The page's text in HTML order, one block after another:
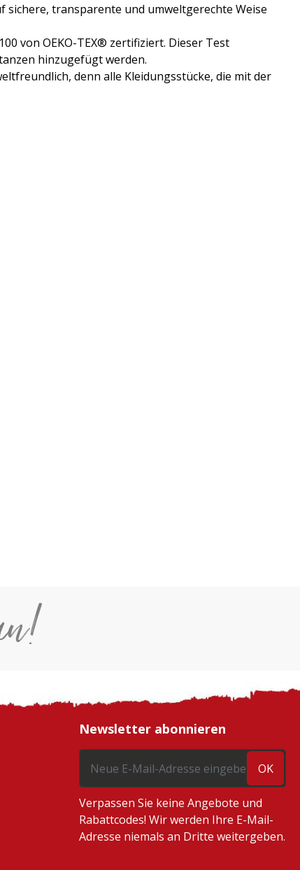
transparente und umweltgerechte Weise
von OEKO-TEX® zertifiziert. Dieser Test
hinzugefügt werden.
denn alle Kleidungsstücke, die mit der
Newsletter abonnieren
OK
Verpassen Sie keine Angebote und
Rabattcodes! Wir werden Ihre E-Mail-
Adresse niemals an Dritte weitergeben.